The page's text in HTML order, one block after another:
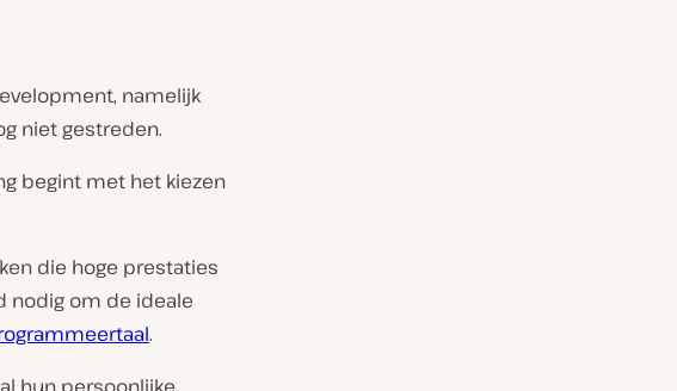
namelijk
niet gestreden.
begint met het kiezen
die hoge prestaties
nodig om de ideale
.